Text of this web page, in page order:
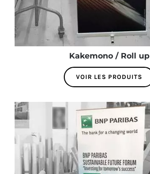
Kakemono / Roll up
VOIR LES PRODUITS